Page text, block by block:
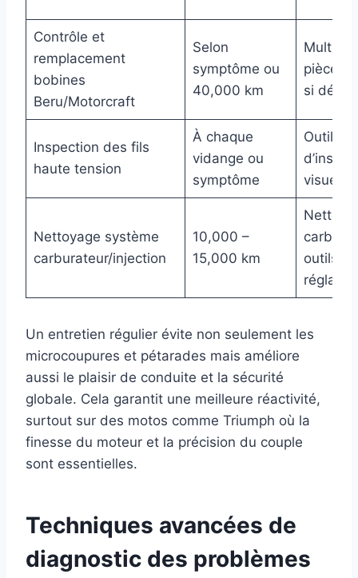
Contrôle et
remplacement
bobines
Beru/Motorcraft
Selon
symptôme ou
40,000 km
pièce
si
Inspection des fils
haute tension
À chaque
vidange ou
symptôme
Outils
visuelle
Nettoyage système
carburateur/injection
10,000 –
15,000 km
outils de
réglage
Un entretien régulier évite non seulement les
microcoupures et pétarades mais améliore
aussi le plaisir de conduite et la sécurité
globale. Cela garantit une meilleure réactivité,
surtout sur des motos comme Triumph où la
finesse du moteur et la précision du couple
sont essentielles.
Techniques avancées de
diagnostic des problèmes